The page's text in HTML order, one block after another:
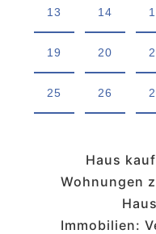
13 14
19 20
25 26
Haus
Wohnungen
Immobilien: